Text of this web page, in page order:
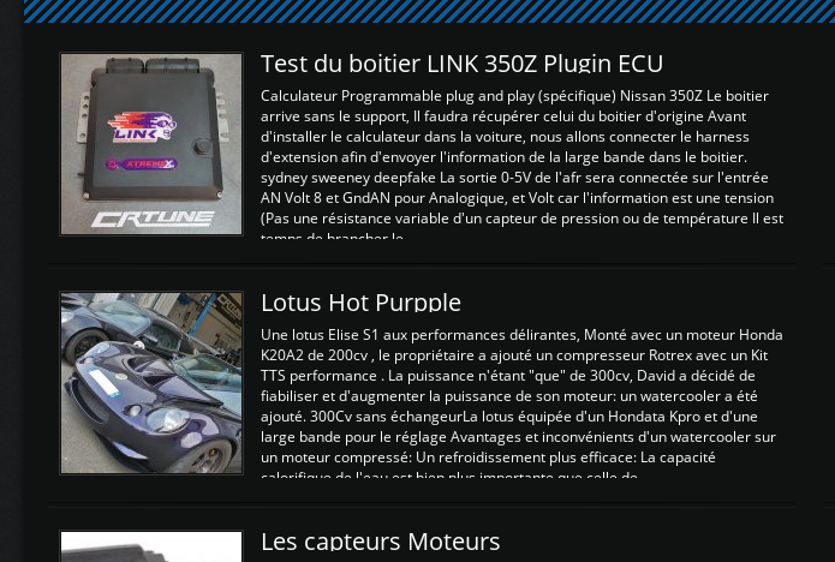
Test du boitier LINK 350Z Plugin ECU
Calculateur Programmable plug and play (spécifique) Nissan 350Z Le boitier
arrive sans le support, Il faudra récupérer celui du boitier d'origine Avant
d'installer le calculateur dans la voiture, nous allons connecter le harness
d'extension afin d'envoyer l'information de la large bande dans le boitier.
sydney sweeney deepfake La sortie 0-5V de l'afr sera connectée sur l'entrée
AN Volt 8 et GndAN pour Analogique, et Volt car l'information est une tension
(Pas une résistance variable d'un capteur de pression ou de température Il est
temps de brancher le ...
Lotus Hot Purpple
Une lotus Elise S1 aux performances délirantes, Monté avec un moteur Honda
K20A2 de 200cv , le propriétaire a ajouté un compresseur Rotrex avec un Kit
TTS performance . La puissance n'étant "que" de 300cv, David a décidé de
fiabiliser et d'augmenter la puissance de son moteur: un watercooler a été
ajouté. 300Cv sans échangeurLa lotus équipée d'un Hondata Kpro et d'une
large bande pour le réglage Avantages et inconvénients d'un watercooler sur
un moteur compressé: Un refroidissement plus efficace: La capacité
calorifique de l'eau est bien plus importante que celle de ...
Les capteurs Moteurs